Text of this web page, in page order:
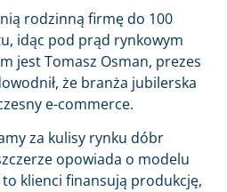
rodzinną firmę do 100
idąc pod prąd rynkowym
jest Tomasz Osman, prezes
że branża jubilerska
e-commerce.
za kulisy rynku dóbr
opowiada o modelu
klienci finansują produkcję,